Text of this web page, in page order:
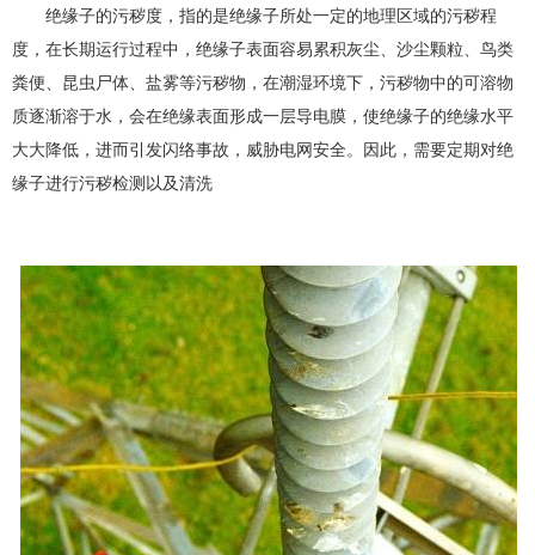
绝缘子的污秽度，指的是绝缘子所处一定的地理区域的污秽程
度，在长期运行过程中，绝缘子表面容易累积灰尘、沙尘颗粒、鸟类
粪便、昆虫尸体、盐雾等污秽物，在潮湿环境下，污秽物中的可溶物
质逐渐溶于水，会在绝缘表面形成一层导电膜，使绝缘子的绝缘水平
大大降低，进而引发闪络事故，威胁电网安全。因此，需要定期对绝
缘子进行污秽检测以及清洗